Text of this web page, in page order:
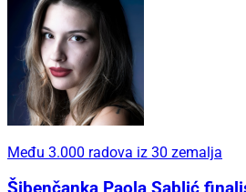
Među 3.000 radova iz 30 zemalja